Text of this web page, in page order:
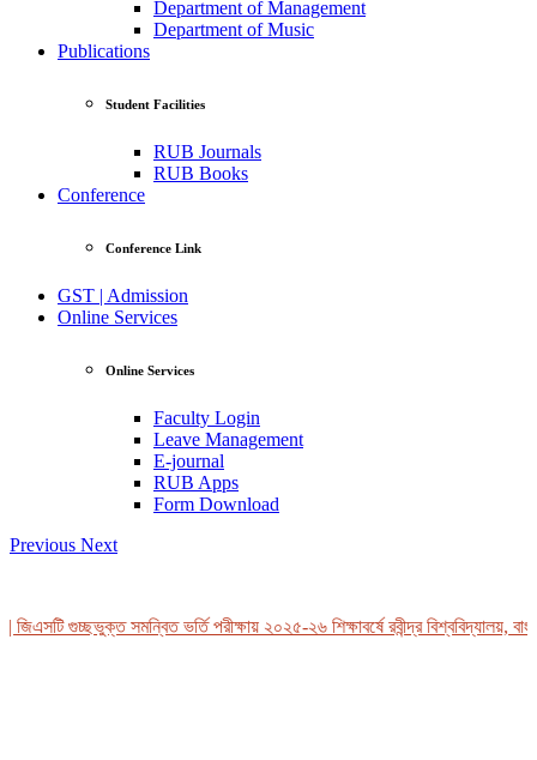
Department of Management
Department of Music
Publications
Student Facilities
RUB Journals
RUB Books
Conference
Conference Link
GST | Admission
Online Services
Online Services
Faculty Login
Leave Management
E-journal
RUB Apps
Form Download
Previous Next
গুচ্ছভুক্ত সমন্বিত ভর্তি পরীক্ষায় ২০২৫-২৬ শিক্ষাবর্ষে রবীন্দ্র বিশ্ববিদ্যালয়,